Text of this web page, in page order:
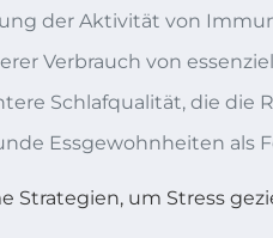
der Aktivität von
Verbrauch von
Schlafqualität, die die
Essgewohnheiten als
Strategien, um Stress